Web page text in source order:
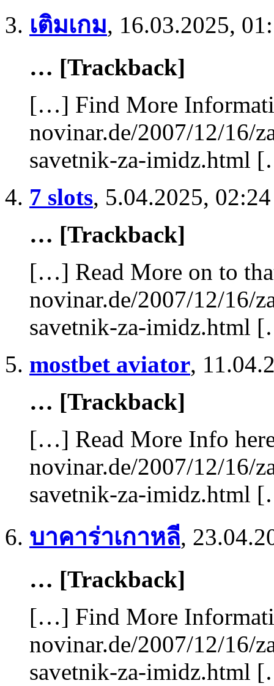
เติมเกม, 16.03.2025,
… [Trackback]
[…] Find More
novinar.de/2007/12/16/
savetnik-za-imidz.html
7 slots, 5.04.2025, 02:24
… [Trackback]
[…] Read More on to
novinar.de/2007/12/16/
savetnik-za-imidz.html
mostbet aviator,
… [Trackback]
[…] Read More Info
novinar.de/2007/12/16/
savetnik-za-imidz.html
บาคาร่าเกาหลี,
… [Trackback]
[…] Find More
novinar.de/2007/12/16/
savetnik-za-imidz.html